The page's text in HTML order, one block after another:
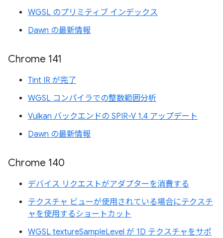
WGSL のプリミティブ インデックス
Dawn の最新情報
Chrome 141
Tint IR が完了
WGSL コンパイラでの整数範囲分析
Vulkan バックエンドの SPIR-V 1.4 アップデート
Dawn の最新情報
Chrome 140
デバイス リクエストがアダプターを消費する
テクスチャ ビューが使用されている場合にテクスチ
ャを使用するショートカット
WGSL textureSampleLevel が 1D テクスチャをサポ